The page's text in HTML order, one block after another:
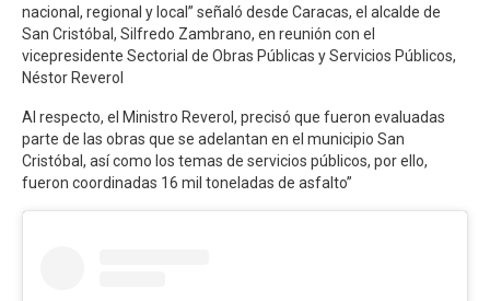
nacional, regional y local” señaló desde Caracas, el alcalde de
San Cristóbal, Silfredo Zambrano, en reunión con el
vicepresidente Sectorial de Obras Públicas y Servicios Públicos,
Néstor Reverol
Al respecto, el Ministro Reverol, precisó que fueron evaluadas
parte de las obras que se adelantan en el municipio San
Cristóbal, así como los temas de servicios públicos, por ello,
fueron coordinadas 16 mil toneladas de asfalto”